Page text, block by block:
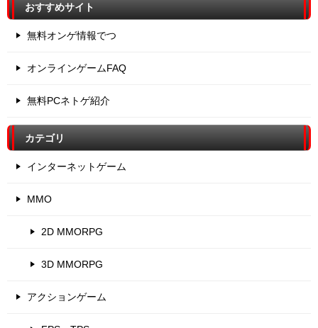
おすすめサイト
無料オンゲ情報でつ
オンラインゲームFAQ
無料PCネトゲ紹介
カテゴリ
インターネットゲーム
MMO
2D MMORPG
3D MMORPG
アクションゲーム